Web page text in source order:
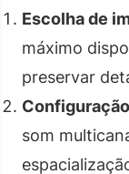
Escolha de
máximo
preservar
som